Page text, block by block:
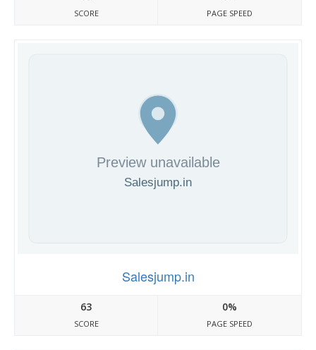
SCORE PAGE SPEED
Salesjump.in
63
SCORE
0%
PAGE SPEED